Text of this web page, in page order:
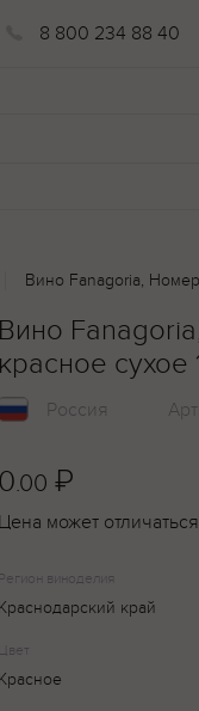
8 800 234 88 40
Вино Fanagoria,
Вино
красное сухое
Россия
0.00 ₽
Цена может
Регион виноделия
Краснодарский край
Цвет
Красное